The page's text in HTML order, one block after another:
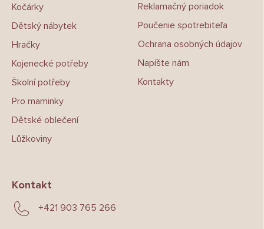
Kočárky
Dětský nábytek
Hračky
Kojenecké potřeby
Školní potřeby
Pro maminky
Dětské oblečení
Lůžkoviny
Reklamačný poriadok
Poučenie spotrebiteľa
Ochrana osobných údajov
Napíšte nám
Kontakty
Kontakt
+421 903 765 266